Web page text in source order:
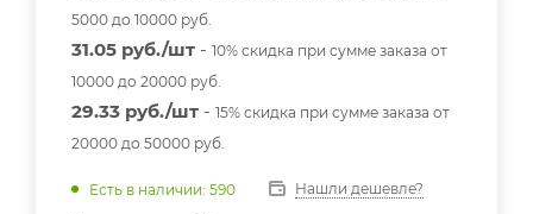
5000 до 10000 руб.
31.05 руб./шт - 10% скидка при сумме заказа от
10000 до 20000 руб.
29.33 руб./шт - 15% скидка при сумме заказа от
20000 до 50000 руб.
Есть в наличии: 590
Нашли дешевле?